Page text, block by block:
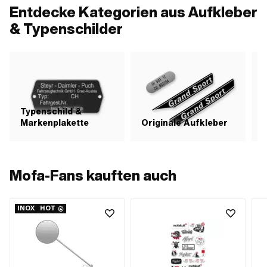
Entdecke Kategorien aus Aufkleber
& Typenschilder
Typenschild &
Markenplakette
Originale Aufkleber
Mofa-Fans kauften auch
INOX HOT